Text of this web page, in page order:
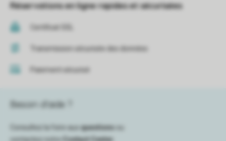
Réservations en ligne rapides et sécurisées
Certificat SSL
Transmission sécurisée des données
Paiement sécurisé
Besoin d’aide ?
Consultez la foire aux questions